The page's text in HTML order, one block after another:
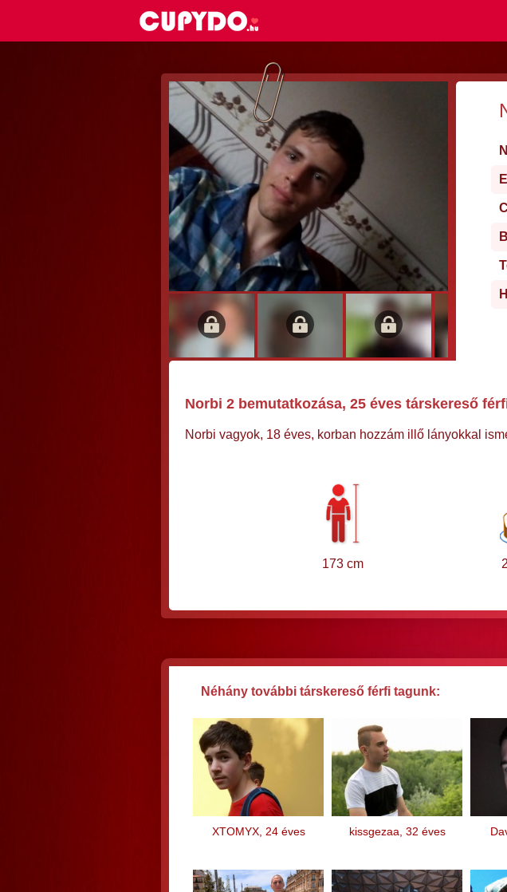
Norbi 2 bemutatkozása, 25 éves társkereső
Norbi vagyok, 18 éves, korban hozzám illő lányokkal
173 cm
Néhány további társkereső férfi tagunk:
XTOMYX, 24 éves kissgezaa, 32 éves